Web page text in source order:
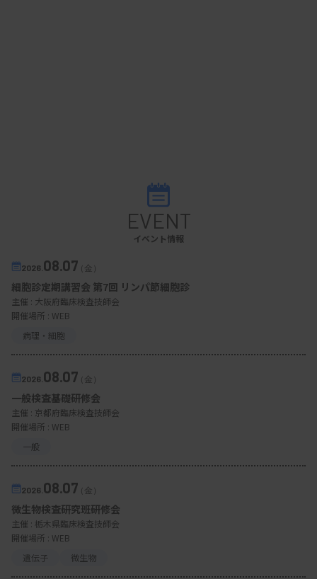
EVENT
イベント情報
2026. 08.07（金）
細胞診定期講習会 第7回 リンパ節細胞診
主催 : 大阪府臨床検査技師会
開催場所 : WEB
病理・細胞
2026. 08.07（金）
一般検査基礎研修会
主催 : 京都府臨床検査技師会
開催場所 : WEB
一般
2026. 08.07（金）
微生物検査研究班研修会
主催 : 栃木県臨床検査技師会
開催場所 : WEB
遺伝子
微生物